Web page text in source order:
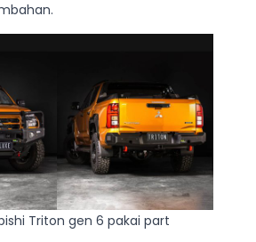
Triton gen 6 pakai part